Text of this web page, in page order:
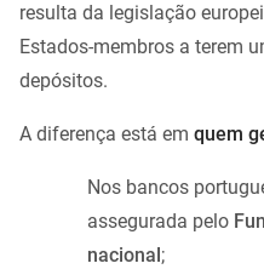
resulta da legislação
Estados-membros a terem
depósitos.
A diferença está em quem
Nos bancos
assegurada pelo
nacional ;